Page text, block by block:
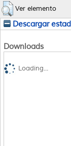
Ver elemento
Descargar
Downloads
Loading...